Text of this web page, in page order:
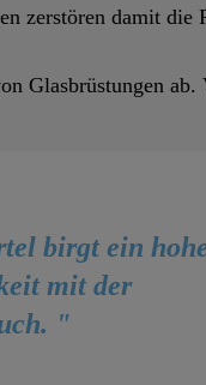
zerstören damit die
Glasbrüstungen ab.
birgt ein
mit der
"